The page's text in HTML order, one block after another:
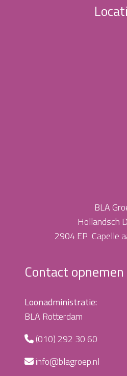
BLA
Hollandsch
2904 EP Capelle
Contact opnemen
Loonadministratie:
BLA Rotterdam
(010) 292 30 60
info@blagroep.nl